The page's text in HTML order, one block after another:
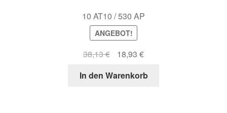
10 AT10 / 530 AP
ANGEBOT!
38,13€
Ursprünglicher
war:
18,93 €Aktueller
ist:
In den Warenkorb